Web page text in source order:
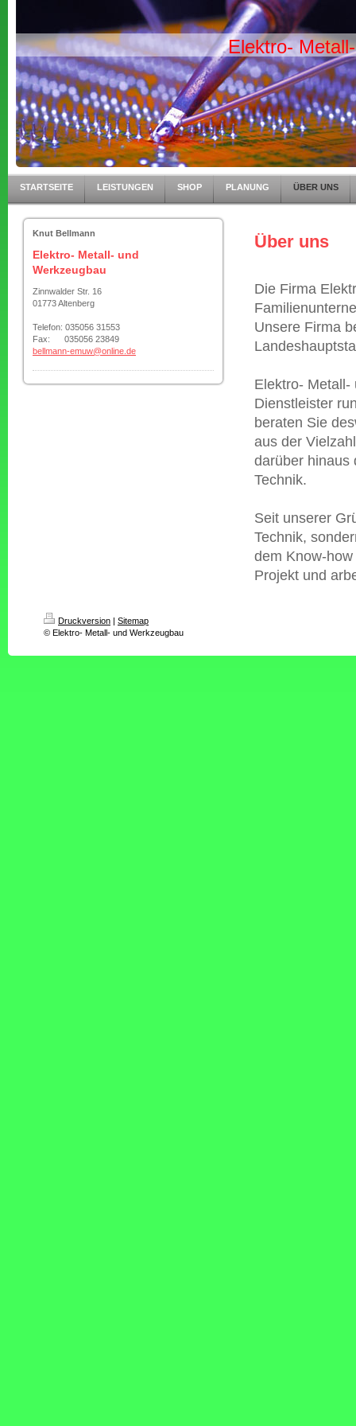
Elektro-
STARTSEITE LEISTUNGEN SHOP PLANUNG ÜBER UNS
Knut Bellmann
Elektro- Metall- und
Werkzeugbau
Zinnwalder Str. 16
01773 Altenberg
Telefon: 035056 31553
Fax: 035056 23849
bellmann-emuw@online.de
Über uns
Die Firma
Unsere Firma
Elektro- Metall-
Dienstleister
beraten Sie
aus der
darüber hinaus
Technik.
Seit unserer
Technik,
dem Know-
Projekt und
Druckversion | Sitemap
© Elektro- Metall- und Werkzeugbau